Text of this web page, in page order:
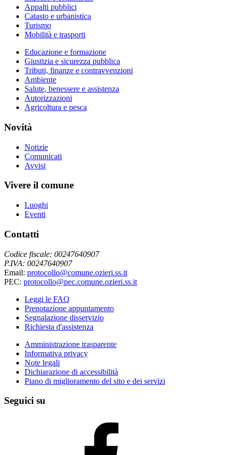
Appalti pubblici
Catasto e urbanistica
Turismo
Mobilità e trasporti
Educazione e formazione
Giustizia e sicurezza pubblica
Tributi, finanze e contravvenzioni
Ambiente
Salute, benessere e assistenza
Autorizzazioni
Agricoltura e pesca
Novità
Notizie
Comunicati
Avvisi
Vivere il comune
Luoghi
Eventi
Contatti
Codice fiscale: 00247640907
P.IVA: 00247640907
Email: protocollo@comune.ozieri.ss.it
PEC: protocollo@pec.comune.ozieri.ss.it
Leggi le FAQ
Prenotazione appuntamento
Segnalazione disservizio
Richiesta d'assistenza
Amministrazione trasparente
Informativa privacy
Note legali
Dichiarazione di accessibilità
Piano di miglioramento del sito e dei servizi
Seguici su